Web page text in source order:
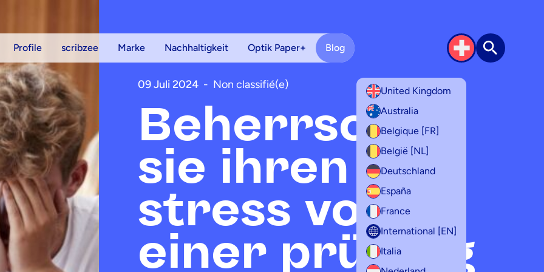
Profile scribzee Marke Nachhaltigkeit Optik Paper+ Blog
United Kingdom
Australia
Belgique [FR]
België [NL]
Deutschland
España
France
International [EN]
Italia
Suche
09 Juli 2024 - Non classifié(e)
Beherrschen
sie ihren
stress vor
einer prüfung